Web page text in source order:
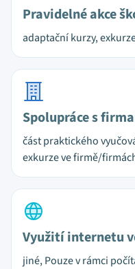
Pravidelné akce
adaptační kurzy,
Spolupráce s
část praktického
exkurze ve firmě/
Využití internetu
jiné, Pouze v rámci